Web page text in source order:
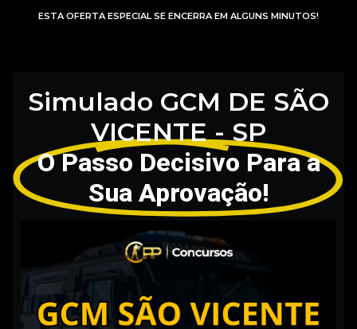
ESTA OFERTA ESPECIAL SE ENCERRA EM ALGUNS MINUTOS!
Simulado GCM DE SÃO
VICENTE - SP
O Passo Decisivo Para a
Sua Aprovação!